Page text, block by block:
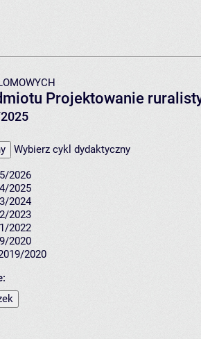
Projektowanie
Wybierz cykl dydaktyczny
2026
2025
2024
2023
2022
2020
2020